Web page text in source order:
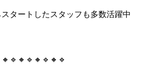
タートしたスタッフも多数活躍中